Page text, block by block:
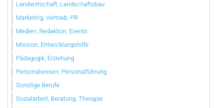
Landwirtschaft, Landschaftsbau
Marketing, Vertrieb, PR
Medien, Redaktion, Events
Mission, Entwicklungshilfe
Pädagogik, Erziehung
Personalwesen, Personalführung
Sonstige Berufe
Sozialarbeit, Beratung, Therapie